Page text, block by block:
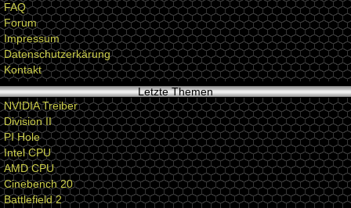
FAQ
Forum
Impressum
Datenschutzerkärung
Kontakt
Letzte Themen
NVIDIA Treiber
Division II
PI Hole
Intel CPU
AMD CPU
Cinebench 20
Battlefield 2